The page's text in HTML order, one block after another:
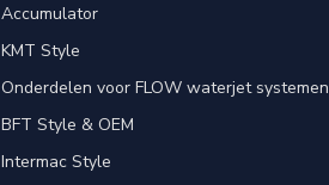
Accumulator
KMT Style
Onderdelen voor FLOW waterjet systemen
BFT Style & OEM
Intermac Style